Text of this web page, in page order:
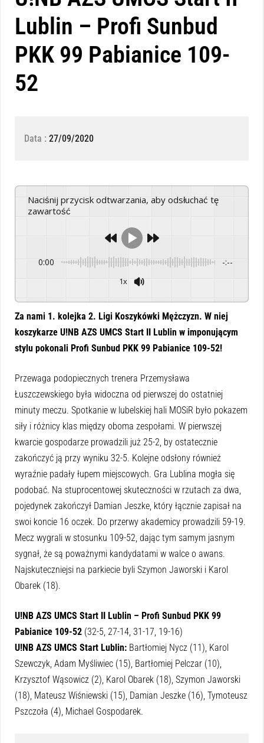
Lublin – Profi Sunbud
PKK 99 Pabianice 109-
52
Data : 27/09/2020
Naciśnij przycisk odtwarzania, aby odsłuchać tę
zawartość
0:00 -:--
1x
Za nami 1. kolejka 2. Ligi Koszykówki Mężczyzn. W niej
koszykarze U!NB AZS UMCS Start II Lublin w imponującym
stylu pokonali Profi Sunbud PKK 99 Pabianice 109-52!
Przewaga podopiecznych trenera Przemysława
Łuszczewskiego była widoczna od pierwszej do ostatniej
minuty meczu. Spotkanie w lubelskiej hali MOSiR było pokazem
siły i różnicy klas między oboma zespołami. W pierwszej
kwarcie gospodarze prowadzili już 25-2, by ostatecznie
zakończyć ją przy wyniku 32-5. Kolejne odsłony również
wyraźnie padały łupem miejscowych. Gra Lublina mogła się
podobać. Na stuprocentowej skuteczności w rzutach za dwa,
pojedynek zakończył Damian Jeszke, który łącznie zapisał na
swoi koncie 16 oczek. Do przerwy akademicy prowadzili 59-19.
Mecz wygrali w stosunku 109-52, dając tym samym jasnym
sygnał, że są poważnymi kandydatami w walce o awans.
Najskuteczniejsi na parkiecie byli Szymon Jaworski i Karol
Obarek (18).
U!NB AZS UMCS Start II Lublin – Profi Sunbud PKK 99
Pabianice 109-52 (32-5, 27-14, 31-17, 19-16)
U!NB AZS UMCS Start Lublin: Bartłomiej Nycz (11), Karol
Szewczyk, Adam Myśliwiec (15), Bartłomiej Pelczar (10),
Krzysztof Wąsowicz (2), Karol Obarek (18), Szymon Jaworski
(18), Mateusz Wiśniewski (15), Damian Jeszke (16), Tymoteusz
Pszczoła (4), Michael Gospodarek.